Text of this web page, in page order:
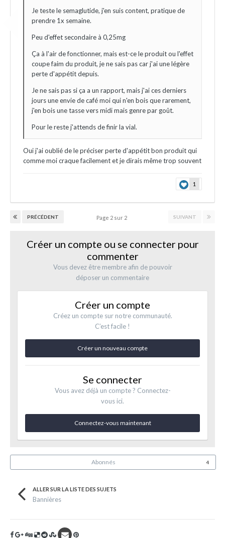
Je teste le semaglutide, j'en suis content, pratique de
prendre 1x semaine.
Peu d'effet secondaire à 0,25mg
Ça à l'air de fonctionner, mais est-ce le produit ou l'effet
coupe faim du produit, je ne sais pas car j'ai une légère
perte d'appétit depuis.
Je ne sais pas si ça a un rapport, mais j'ai ces derniers
jours une envie de café moi qui n'en bois que rarement,
j'en bois une tasse vers midi mais genre par goût.
Pour le reste j'attends de finir la vial.
Oui j'ai oublié de le préciser perte d'appétit bon produit qui
comme moi craque facilement et je dirais même trop souvent
1
PRÉCÉDENT SUIVANT
Page 2 sur 2
Créer un compte ou se connecter pour
commenter
Vous devez être membre afin de pouvoir
déposer un commentaire
Créer un compte
Créez un compte sur notre communauté.
C’est facile !
Créer un nouveau compte
Se connecter
Vous avez déjà un compte ? Connectez-
vous ici.
Connectez-vous maintenant
Abonnés 4
ALLER SUR LA LISTE DES SUJETS
Bannières